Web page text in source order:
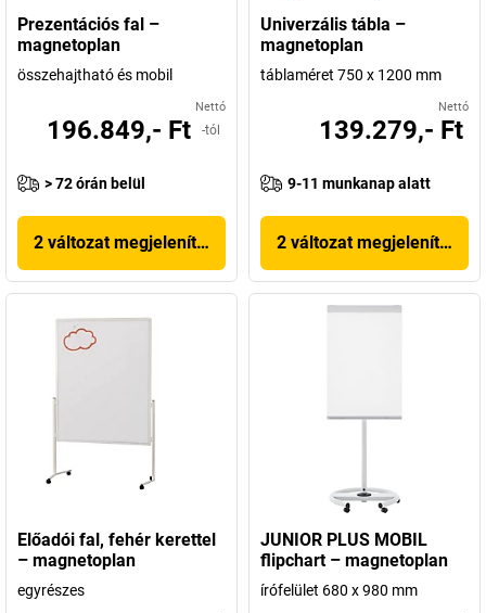
Prezentációs fal –
magnetoplan
összehajtható és mobil
Nettó
196.849,- Ft -tól
> 72 órán belül
2 változat megjelenítése
Univerzális tábla –
magnetoplan
táblaméret 750 x 1200 mm
Nettó
139.279,- Ft
9-11 munkanap alatt
2 változat megjelenítése
Előadói fal, fehér kerettel
– magnetoplan
egyrészes
JUNIOR PLUS MOBIL
flipchart – magnetoplan
írófelület 680 x 980 mm